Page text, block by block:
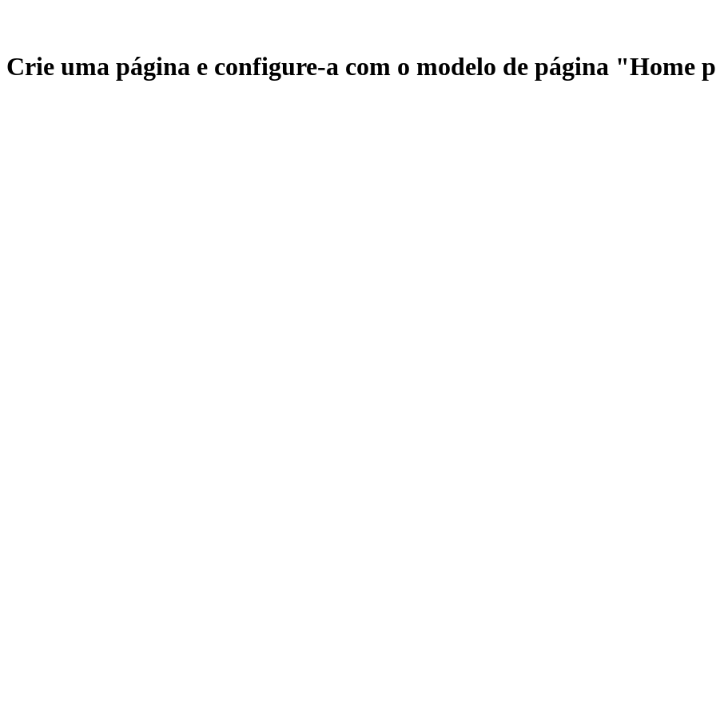
Crie uma página e configure-a com o modelo de página "Home